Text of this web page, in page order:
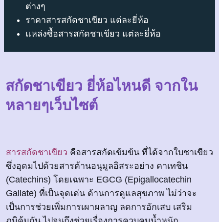
ต่างๆ
ราคาสารสกัดชาเขียว แต่ละยี่ห้อ
แหล่งซื้อสารสกัดชาเขียว แต่ละยี่ห้อ
สกัดชาเขียว ยี่ห้อไหนดี จากใน
หลายๆเว็บไซต์
สารสกัดชาเขียว คือสารสกัดเข้มข้น ที่ได้จากใบชาเขียว
ซึ่งอุดมไปด้วยสารต้านอนุมูลอิสระอย่าง คาเทชิน
(Catechins) โดยเฉพาะ EGCG (Epigallocatechin
Gallate) ที่เป็นจุดเด่น ด้านการดูแลสุขภาพ ไม่ว่าจะ
เป็นการช่วยเพิ่มการเผาผลาญ ลดการอักเสบ เสริม